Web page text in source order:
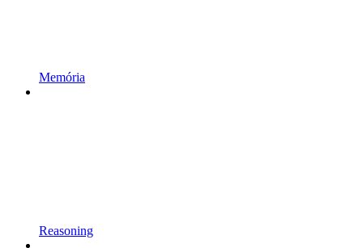
Memória
Reasoning